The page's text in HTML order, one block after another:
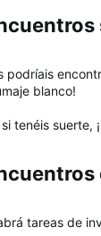
podríais
blanco!
tenéis suerte,
tareas de